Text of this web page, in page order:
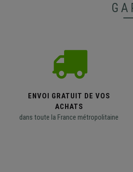
ENVOI GRATUIT DE VOS
ACHATS
dans toute la France métropolitaine